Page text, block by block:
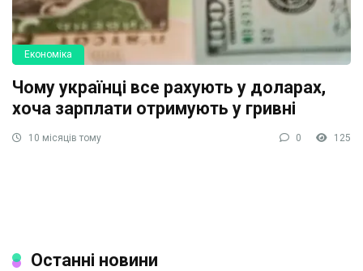
Економіка
Чому українці все рахують у доларах,
хоча зарплати отримують у гривні
10 місяців тому 0 125
Останні новини